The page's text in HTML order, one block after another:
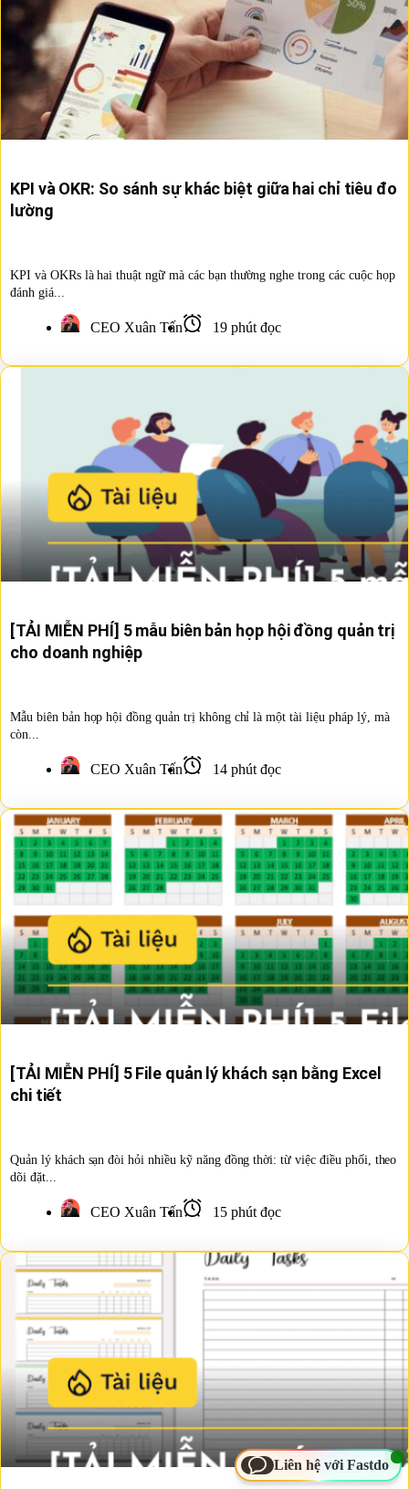
KPI và OKR: So sánh sự khác biệt giữa hai chỉ tiêu đo
lường
KPI và OKRs là hai thuật ngữ mà các bạn thường nghe trong các cuộc họp
đánh giá...
CEO Xuân Tấn 19 phút đọc
[TẢI MIỄN PHÍ] 5 mẫu biên bản họp hội đồng quản trị
cho doanh nghiệp
Mẫu biên bản họp hội đồng quản trị không chỉ là một tài liệu pháp lý, mà
còn...
CEO Xuân Tấn 14 phút đọc
[TẢI MIỄN PHÍ] 5 File quản lý khách sạn bằng Excel
chi tiết
Quản lý khách sạn đòi hỏi nhiều kỹ năng đồng thời: từ việc điều phối, theo
dõi đặt...
CEO Xuân Tấn 15 phút đọc
Liên hệ với Fastdo